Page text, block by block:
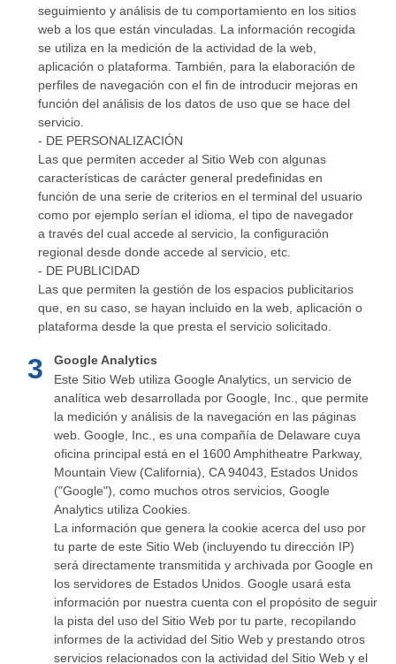
seguimiento y análisis de tu comportamiento en los sitios
web a los que están vinculadas. La información recogida
se utiliza en la medición de la actividad de la web,
aplicación o plataforma. También, para la elaboración de
perfiles de navegación con el fin de introducir mejoras en
función del análisis de los datos de uso que se hace del
servicio.
- DE PERSONALIZACIÓN
Las que permiten acceder al Sitio Web con algunas
características de carácter general predefinidas en
función de una serie de criterios en el terminal del usuario
como por ejemplo serían el idioma, el tipo de navegador
a través del cual accede al servicio, la configuración
regional desde donde accede al servicio, etc.
- DE PUBLICIDAD
Las que permiten la gestión de los espacios publicitarios
que, en su caso, se hayan incluido en la web, aplicación o
plataforma desde la que presta el servicio solicitado.
3
Google Analytics
Este Sitio Web utiliza Google Analytics, un servicio de
analítica web desarrollada por Google, Inc., que permite
la medición y análisis de la navegación en las páginas
web. Google, Inc., es una compañía de Delaware cuya
oficina principal está en el 1600 Amphitheatre Parkway,
Mountain View (California), CA 94043, Estados Unidos
("Google"), como muchos otros servicios, Google
Analytics utiliza Cookies.
La información que genera la cookie acerca del uso por
tu parte de este Sitio Web (incluyendo tu dirección IP)
será directamente transmitida y archivada por Google en
los servidores de Estados Unidos. Google usará esta
información por nuestra cuenta con el propósito de seguir
la pista del uso del Sitio Web por tu parte, recopilando
informes de la actividad del Sitio Web y prestando otros
servicios relacionados con la actividad del Sitio Web y el